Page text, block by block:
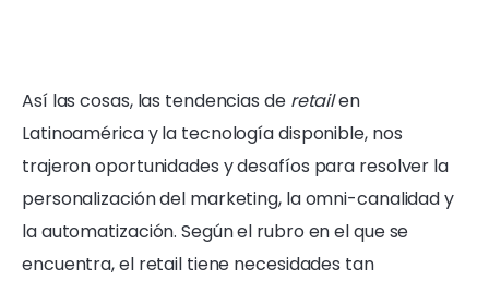
Así las cosas, las tendencias de retailen
Latinoamérica y la tecnología disponible, nos
trajeron oportunidades y desafíos para resolver la
personalización del marketing, la omni-canalidad y
la automatización. Según el rubro en el que se
encuentra, el retail tiene necesidades tan